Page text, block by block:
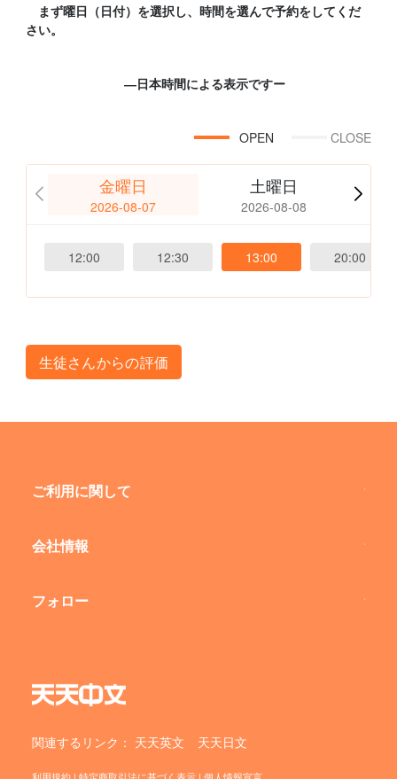
まず曜日（日付）を選択し、時間を選んで予約をしてくだ
さい。
―日本時間による表示ですー
CLOSE
OPEN
金曜日
2026-08-07
土曜日
2026-08-08
12:00 12:30 13:00 20:00
生徒さんからの評価
ご利用に関して
会社情報
フォロー
関連するリンク： 天天英文 天天日文